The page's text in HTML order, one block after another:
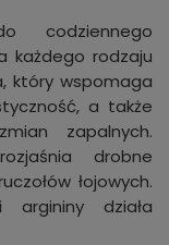
codziennego
każdego rodzaju
który wspomaga
a także
zapalnych.
drobne
łojowych.
działa